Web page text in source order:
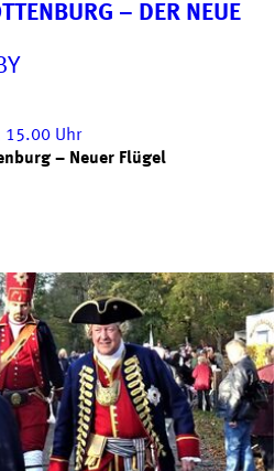
– DER NEUE
15.00 Uhr
– Neuer Flügel